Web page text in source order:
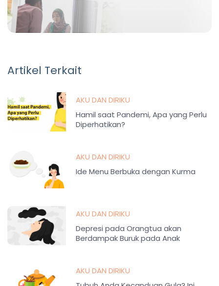
Artikel Terkait
AKU DAN DIRIKU
Hamil saat Pandemi, Apa yang Perlu
Diperhatikan?
AKU DAN DIRIKU
Ide Menu Berbuka dengan Kurma
AKU DAN DIRIKU
Depresi pada Orangtua akan
Berdampak Buruk pada Anak
AKU DAN DIRIKU